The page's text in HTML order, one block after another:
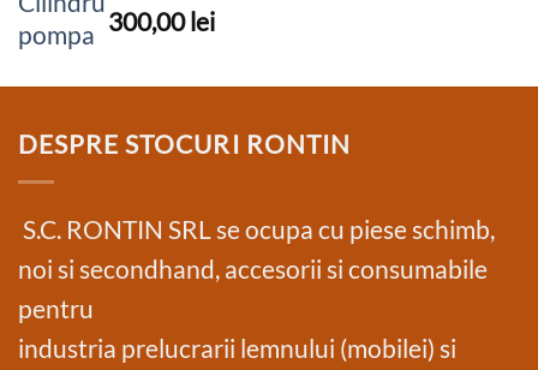
300,00lei
DESPRE STOCURI RONTIN
S.C. RONTIN SRL se ocupa cu piese schimb,
noi si secondhand, accesorii si consumabile
pentru
industria prelucrarii lemnului (mobilei) si